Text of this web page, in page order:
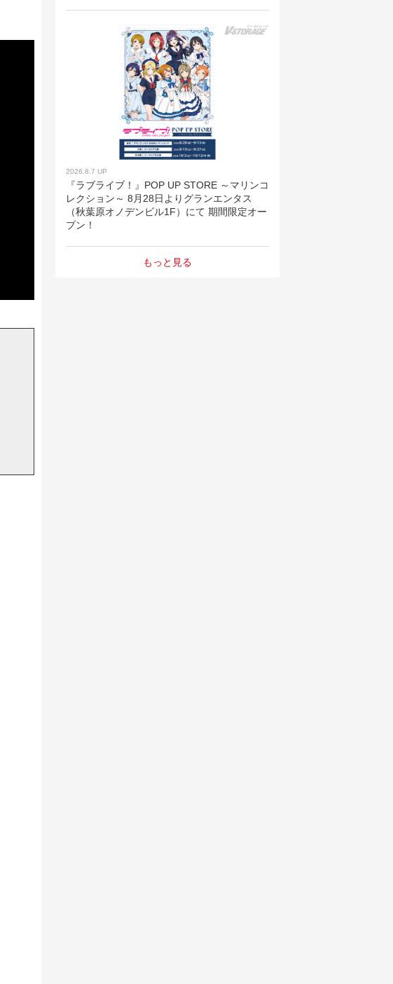
2026.8.7 UP
『ラブライブ！』POP UP STORE ～マリンコ
レクション～ 8月28日よりグランエンタス
（秋葉原オノデンビル1F）にて 期間限定オー
プン！
もっと見る